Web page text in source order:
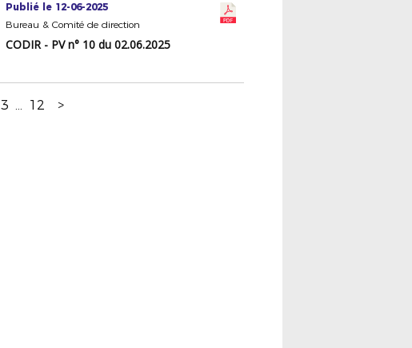
Publié le 12-06-2025
Bureau & Comité de direction
CODIR - PV n° 10 du 02.06.2025
3 ... 12 >